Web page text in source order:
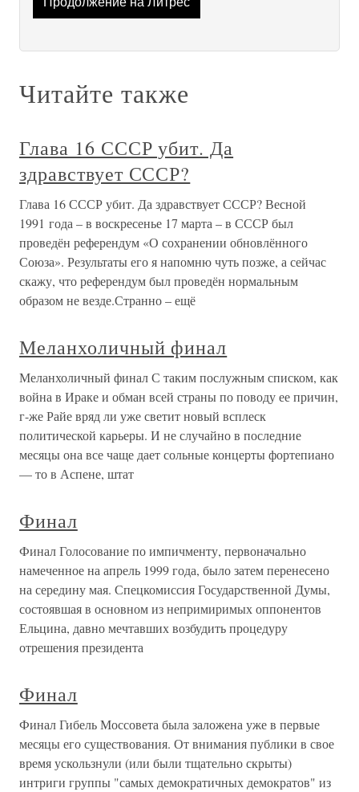
Читайте также
Глава 16 СССР убит. Да
здравствует СССР?
Глава 16 СССР убит. Да здравствует СССР? Весной
1991 года – в воскресенье 17 марта – в СССР был
проведён референдум «О сохранении обновлённого
Союза». Результаты его я напомню чуть позже, а сейчас
скажу, что референдум был проведён нормальным
образом не везде.Странно – ещё
Меланхоличный финал
Меланхоличный финал С таким послужным списком, как
война в Ираке и обман всей страны по поводу ее причин,
г-же Райе вряд ли уже светит новый всплеск
политической карьеры. И не случайно в последние
месяцы она все чаще дает сольные концерты фортепиано
— то в Аспене, штат
Финал
Финал Голосование по импичменту, первоначально
намеченное на апрель 1999 года, было затем перенесено
на середину мая. Спецкомиссия Государственной Думы,
состоявшая в основном из непримиримых оппонентов
Ельцина, давно мечтавших возбудить процедуру
отрешения президента
Финал
Финал Гибель Моссовета была заложена уже в первые
месяцы его существования. От внимания публики в свое
время ускользнули (или были тщательно скрыты)
интриги группы "самых демократичных демократов" из